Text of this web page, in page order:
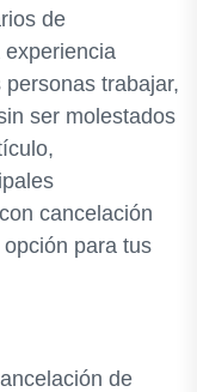
de
trabajar,
ser molestados
cancelación
para tus
de